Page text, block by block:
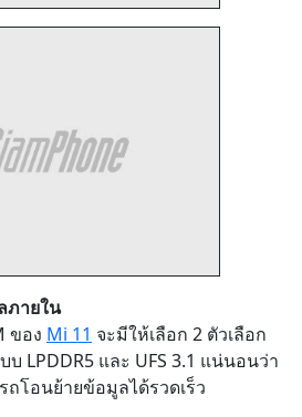
ภายใน
ของ Mi 11 จะมีให้เลือก 2 ตัวเลือก
บ LPDDR5 และ UFS 3.1 แน่นอนว่า
ถโอนย้ายข้อมูลได้รวดเร็ว